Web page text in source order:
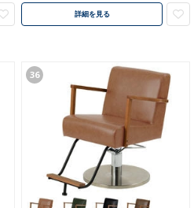
詳細を見る
36